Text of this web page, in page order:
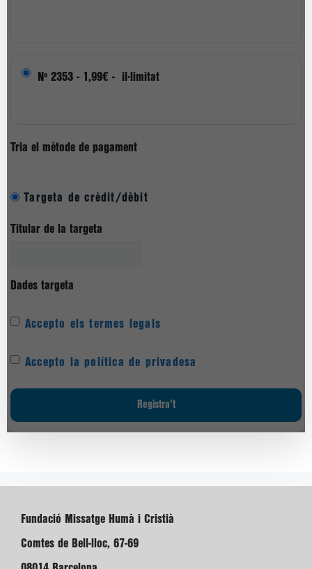
Nº 2353 - 1,99€ - il·limitat
Tria el mètode de pagament
Targeta de crèdit/dèbit
Titular de la targeta
Dades targeta
Accepto els termes legals
Accepto la política de privadesa
Fundació Missatge Humà i Cristià
Comtes de Bell-lloc, 67-69